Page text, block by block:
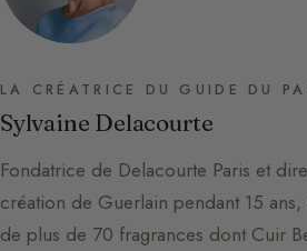
LA CRÉATRICE DU GUIDE DU
Sylvaine Delacourte
Fondatrice de Delacourte Paris et
création de Guerlain pendant 15
de plus de 70 fragrances dont Cuir